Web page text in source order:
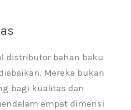
distributor bahan baku
Mereka bukan
bagi kualitas dan
empat dimensi